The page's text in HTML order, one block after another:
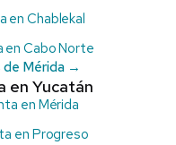
en Chablekal
en Cabo Norte
de Mérida →
en Yucatán
en Mérida
en Progreso